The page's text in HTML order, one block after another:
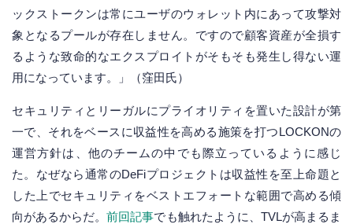
ックストークンは常にユーザのウォレット内にあって攻撃対
象となるプールが存在しません。ですので顧客資産が全損す
るような致命的なエクスプロイトがそもそも発生し得ない運
用になっています。」（窪田氏）
セキュリティとリーガルにプライオリティを置いた設計が第
一で、それをベースに収益性を高める施策を打つLOCKONの
運営方針は、他のチームの中でも際立っているように感じ
た。なぜなら通常のDeFiプロジェクトは収益性を至上命題と
した上でセキュリティをベストエフォートな範囲で高める傾
向があるからだ。前回記事でも触れたように、TVLが高まるま